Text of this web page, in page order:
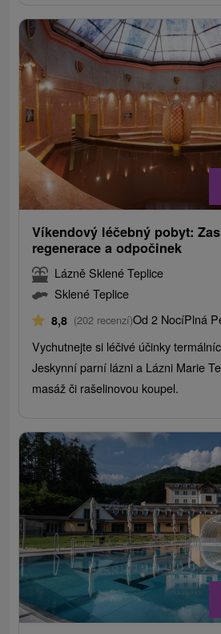
Víkendový léčebný pobyt:
regenerace a odpočinek
Lázně Sklené Teplice
Sklené Teplice
8,8 (202 recenzí)Od 2 NocíPlná
Vychutnejte si léčivé účinky
Jeskynní parní lázni a Lázni Marie
masáž či rašelinovou koupel.